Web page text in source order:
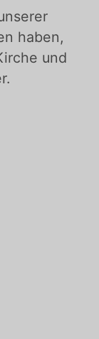
haben,
und